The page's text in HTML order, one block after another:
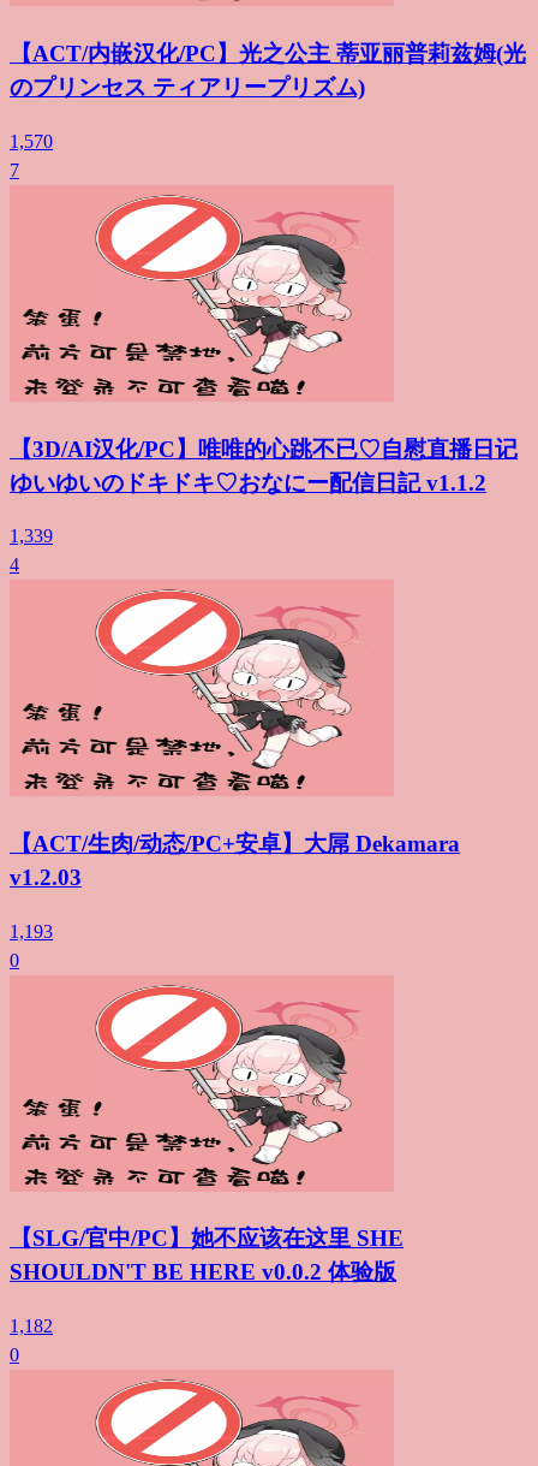
【ACT/内嵌汉化/PC】光之公主 蒂亚丽普莉兹姆(光
のプリンセス ティアリープリズム)
1,570
7
【3D/AI汉化/PC】唯唯的心跳不已♡自慰直播日记
ゆいゆいのドキドキ♡おなにー配信日記 v1.1.2
1,339
4
【ACT/生肉/动态/PC+安卓】大屌 Dekamara
v1.2.03
1,193
0
【SLG/官中/PC】她不应该在这里 SHE
SHOULDN'T BE HERE v0.0.2 体验版
1,182
0